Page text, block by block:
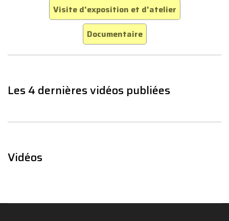
Visite d'exposition et d'atelier
Documentaire
Les 4 dernières vidéos publiées
Vidéos